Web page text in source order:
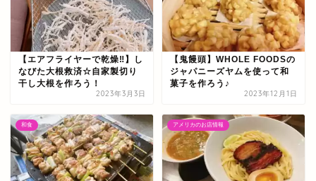
【エアフライヤーで乾燥‼】し
なびた大根救済☆自家製切り
干し大根を作ろう！
2023年3月3日
【鬼饅頭】WHOLE FOODSの
ジャパニーズヤムを使って和
菓子を作ろう♪
2023年12月1日
和食 アメリカのお店情報